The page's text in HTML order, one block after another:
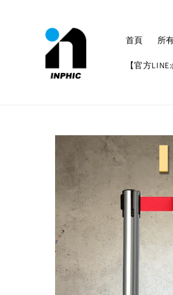
首頁 所
【官方